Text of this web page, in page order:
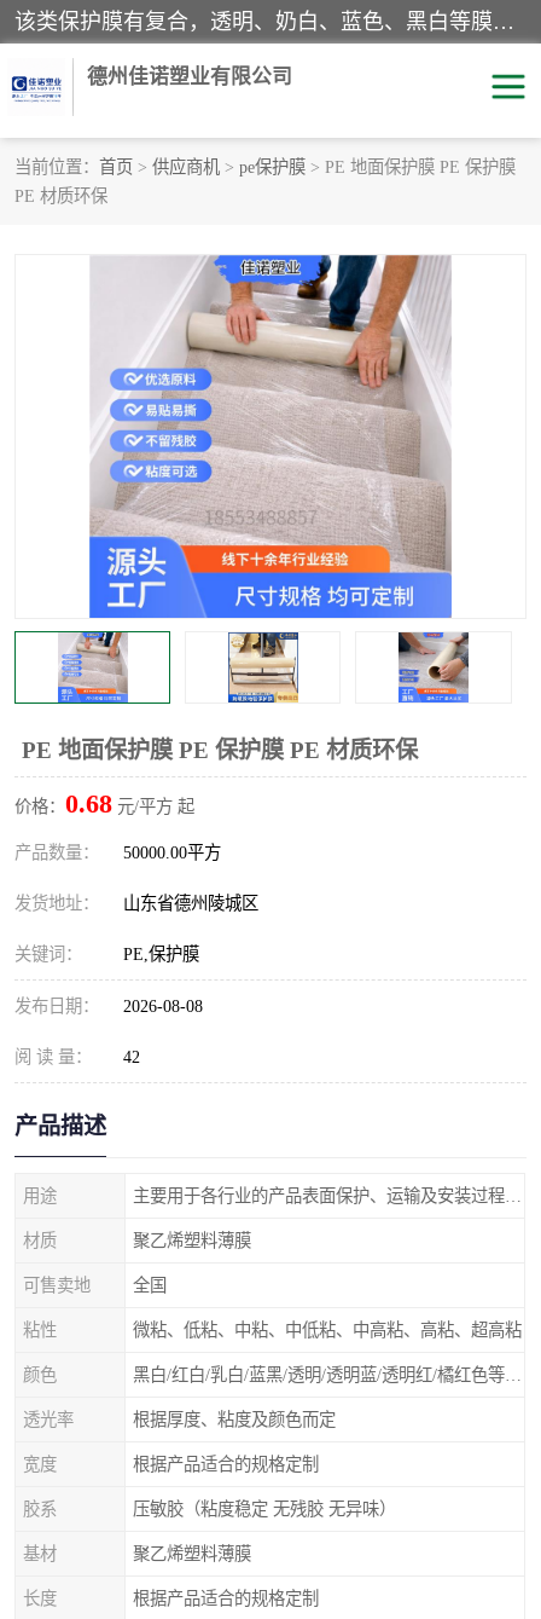
该类保护膜有复合，透明、奶白、蓝色、黑白等膜型。特高粘，高粘，中高粘，中粘，中低粘，低粘等。对于不同的粘力要求有相应的产品相适配。无胶渍残留污染。在较宽的收卷幅度下平整无皱纹，收卷长度大，利于机械化及自动化施工粘贴。为您的产品提供的表面保护解决方案。 产品广泛适用于：铝材、不锈钢、金属、塑料、电子、家电、家具、玻璃、化工材料、装饰材料等。
德州佳诺塑业有限公司
当前位置： 首页 > 供应商机 > pe保护膜 > PE 地面保护膜 PE 保护膜
PE 材质环保
PE 地面保护膜 PE 保护膜 PE 材质环保
价格： 0.68 元/平方 起
产品数量： 50000.00平方
发货地址： 山东省德州陵城区
关键词： PE,保护膜
发布日期： 2026-08-08
阅 读 量： 42
产品描述
用途
材质 聚乙烯塑料薄膜
可售卖地 全国
粘性 微粘、低粘、中粘、中低粘、中高粘、高粘、超高粘
颜色
透光率 根据厚度、粘度及颜色而定
宽度 根据产品适合的规格定制
胶系 压敏胶（粘度稳定 无残胶 无异味）
基材 聚乙烯塑料薄膜
长度 根据产品适合的规格定制
pe保护膜
家具保护膜
透明保护膜
黑白保护膜 乳白保护膜
明蓝保护膜 纯黑保护膜
印字保护膜 彩钢板保护膜
不绣钢板保护膜 两边上胶保护膜
窗缝阻风胶带 铝板保护膜
不锈钢板保护膜 一次性隔离膜